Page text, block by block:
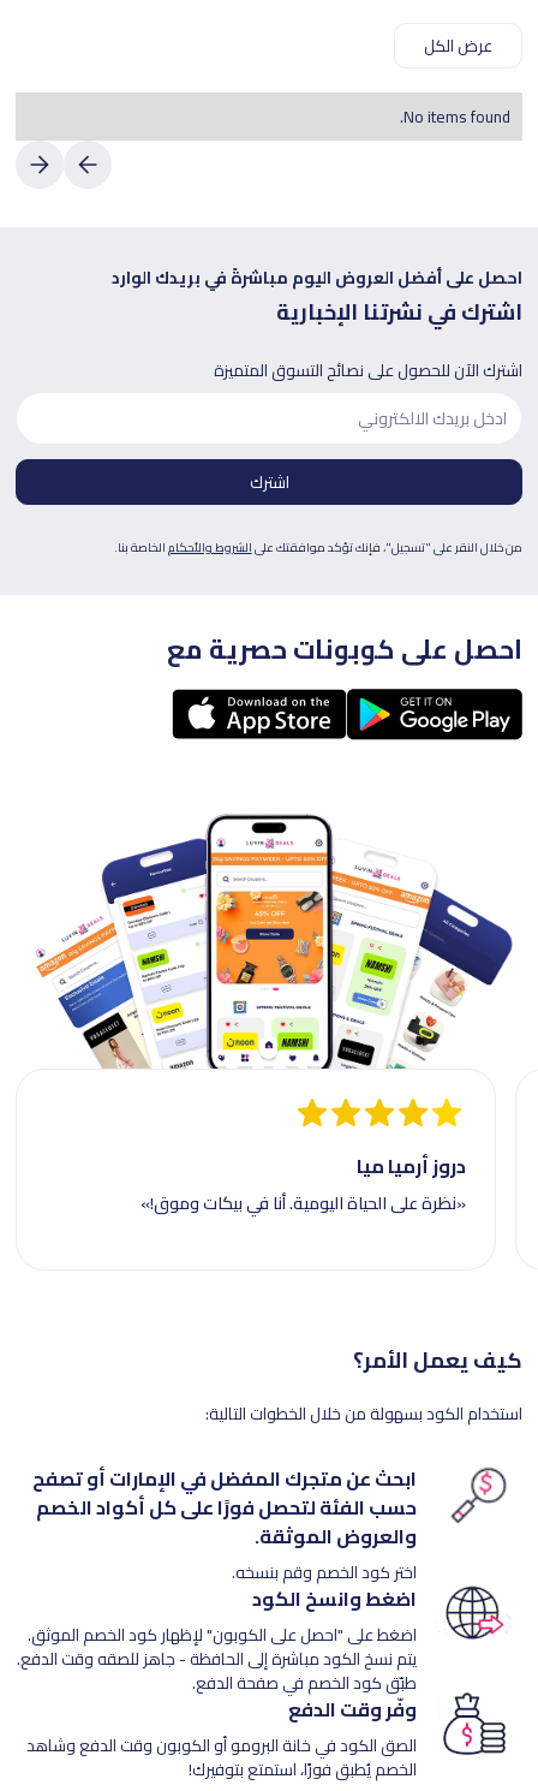
عرض الكل
No items found.
احصل على أفضل العروض اليوم مباشرةً في بريدك الوارد
اشترك في نشرتنا الإخبارية
اشترك الآن للحصول على نصائح التسوق المتميزة
من خلال النقر على "تسجيل"، فإنك تؤكد موافقتك علىالشروط والأحكامالخاصة بنا.
احصل على كوبونات حصرية مع
دروز أرميا ميا
«نظرة على الحياة اليومية. أنا في بيكات وموق!»
كيف يعمل الأمر؟
استخدام الكود بسهولة من خلال الخطوات التالية:
ابحث عن متجرك المفضل في الإمارات أو تصفح
حسب الفئة لتحصل فورًا على كل أكواد الخصم
والعروض الموثقة.
اختر كود الخصم وقم بنسخه.
اضغط وانسخ الكود
اضغط على "احصل على الكوبون" لإظهار كود الخصم الموثق.
يتم نسخ الكود مباشرة إلى الحافظة - جاهز للصقه وقت الدفع.
طبّق كود الخصم في صفحة الدفع.
وفّر وقت الدفع
الصق الكود في خانة البرومو أو الكوبون وقت الدفع وشاهد
الخصم يُطبق فورًا، استمتع بتوفيرك!